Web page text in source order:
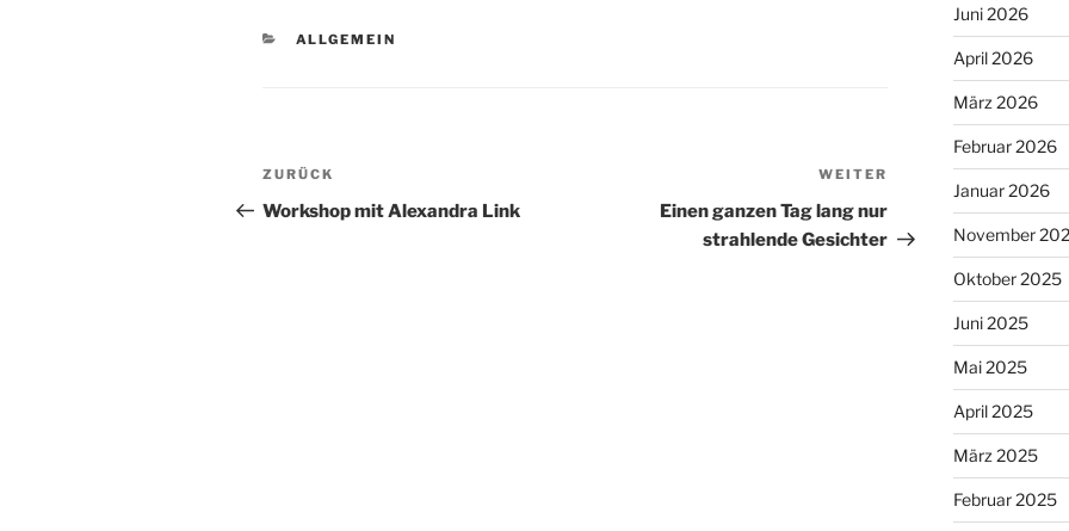
KATEGORIEN
ALLGEMEIN
Beitragsnavigation
Vorheriger
Beitrag
ZURÜCK
Workshop mit Alexandra Link
Beitrag
WEITER
Einen ganzen Tag lang nur
strahlende Gesichter
Juni 2026
April 2026
März 2026
Februar 2026
Januar 2026
November
Oktober 2025
Juni 2025
Mai 2025
April 2025
März 2025
Februar 2025